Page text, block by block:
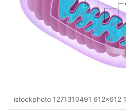
istockphoto 1271310491 612x612 1